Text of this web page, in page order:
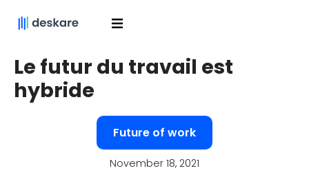
Le futur du travail est
hybride
Future of work
November 18, 2021